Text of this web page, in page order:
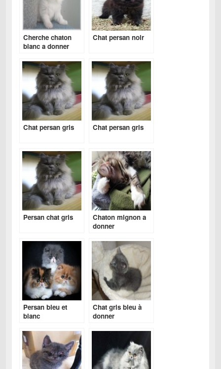
Cherche chaton
blanc a donner
Chat persan noir
Chat persan gris Chat persan gris
Persan chat gris
Chaton mignon a
donner
Persan bleu et
blanc
Chat gris bleu à
donner